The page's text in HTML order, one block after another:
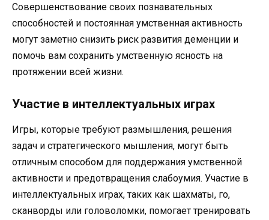
Совершенствование своих познавательных
способностей и постоянная умственная активность
могут заметно снизить риск развития деменции и
помочь вам сохранить умственную ясность на
протяжении всей жизни.
Участие в интеллектуальных играх
Игры, которые требуют размышления, решения
задач и стратегического мышления, могут быть
отличным способом для поддержания умственной
активности и предотвращения слабоумия. Участие в
интеллектуальных играх, таких как шахматы, го,
сканворды или головоломки, помогает тренировать